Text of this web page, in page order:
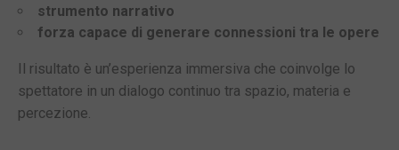
strumento narrativo
forza capace di generare connessioni tra le opere
Il risultato è un’esperienza immersiva che coinvolge lo
spettatore in un dialogo continuo tra spazio, materia e
percezione.